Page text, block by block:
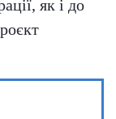
як і до